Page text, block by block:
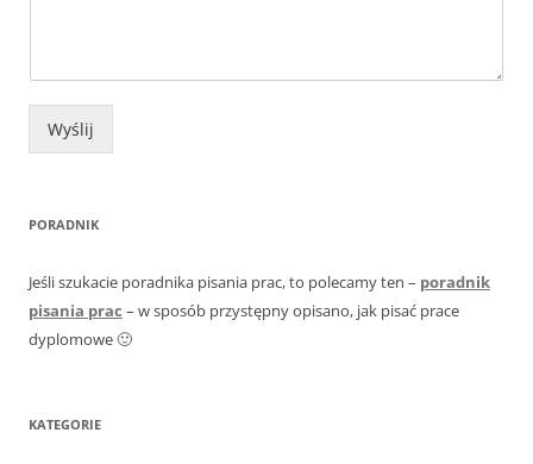
Wyślij
PORADNIK
Jeśli szukacie poradnika pisania prac, to polecamy ten – poradnik
pisania prac – w sposób przystępny opisano, jak pisać prace
dyplomowe 🙂
KATEGORIE